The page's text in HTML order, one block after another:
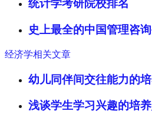
统计学考研院校排名
史上最全的中国管理咨
经济学相关文章
幼儿同伴间交往能力的
浅谈学生学习兴趣的培